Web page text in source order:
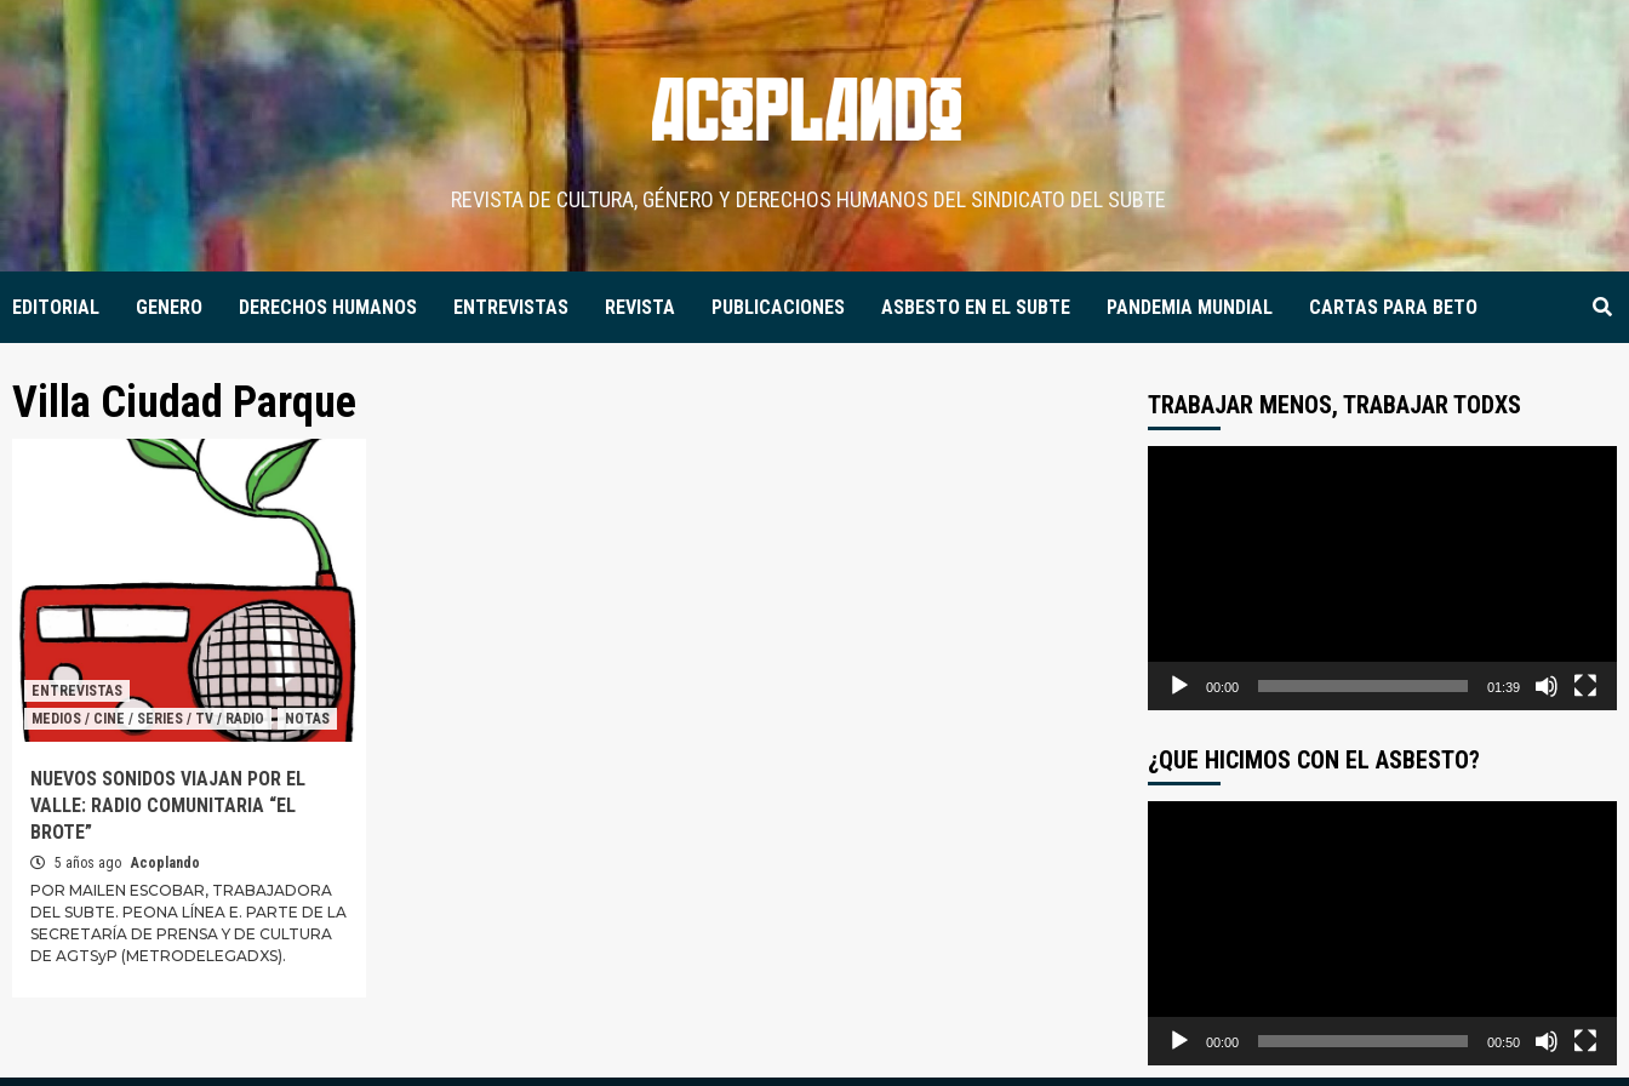
Skip
to
REVISTA DE CULTURA, GÉNERO Y DERECHOS HUMANOS DEL SINDICATO DEL SUBTE
EDITORIAL GENERO DERECHOS HUMANOS ENTREVISTAS REVISTA PUBLICACIONES ASBESTO EN EL SUBTE PANDEMIA MUNDIAL CARTAS PARA BETO
Villa Ciudad Parque
ENTREVISTAS
MEDIOS / CINE / SERIES / TV / RADIO
NOTAS
NUEVOS SONIDOS VIAJAN POR EL
VALLE: RADIO COMUNITARIA “EL
BROTE”
5 años ago Acoplando
POR MAILEN ESCOBAR, TRABAJADORA
DEL SUBTE. PEONA LÍNEA E. PARTE DE LA
SECRETARÍA DE PRENSA Y DE CULTURA
DE AGTSyP (METRODELEGADXS).
TRABAJAR MENOS, TRABAJAR TODXS
00:00 01:39
¿QUE HICIMOS CON EL ASBESTO?
00:00 00:50